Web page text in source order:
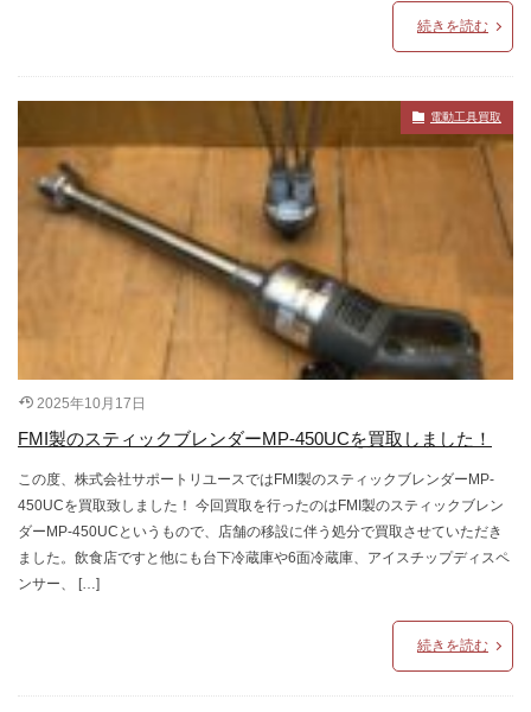
続きを読む
電動工具買取
2025年10月17日
FMI製のスティックブレンダーMP-450UCを買取しました！
この度、株式会社サポートリユースではFMI製のスティックブレンダーMP-
450UCを買取致しました！ 今回買取を行ったのはFMI製のスティックブレン
ダーMP-450UCというもので、店舗の移設に伴う処分で買取させていただき
ました。飲食店ですと他にも台下冷蔵庫や6面冷蔵庫、アイスチップディスペ
ンサー、 […]
続きを読む